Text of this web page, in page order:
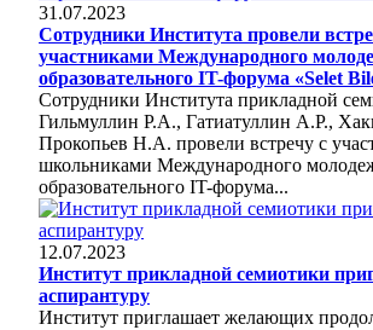
31.07.2023
Сотрудники Института провели
участниками Международного
образовательного IT-форума «Selet
Сотрудники Института прикладной
Гильмуллин Р.А., Гатиатуллин А.Р.,
Прокопьев Н.А. провели встречу с
школьниками Международного
образовательного IT-форума...
12.07.2023
Институт прикладной семиотики
аспирантуру
Институт приглашает желающих